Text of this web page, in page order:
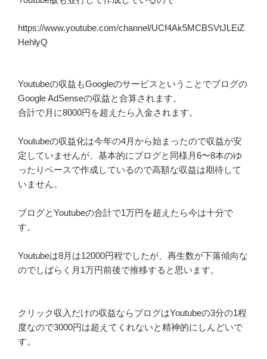
https://www.youtube.com/channel/UCf4Ak5MCBSVtJLEiZ
HehlyQ
Youtubeの収益もGoogleのサービスということでブログの
Google AdSenseの収益と合算されます。
合計で月に8000円を超えたら入金されます。
Youtubeの収益化は今年の4月から始まったので収益が安
定していませんが、基本的にブログと同様月6〜8本のゆ
ったりペースで作成しているので高額な収益は期待して
いません。
ブログとYoutubeの合計で1万円を超えたら今は十分で
す。
Youtubeは8月は12000円程でしたが、再生数が下落傾向な
のでしばらく月1万円前後で推移すると思います。
クリック収入だけの収益ならブログはYoutubeの3分の1程
度なので3000円は超えてくれないと精神的にしんどいで
す。